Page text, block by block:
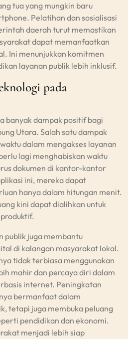
tua yang mungkin baru
Pelatihan dan sosialisasi
daerah turut memastikan
dapat memanfaatkan
Ini menunjukkan komitmen
layanan publik lebih inklusif.
pada
banyak dampak positif bagi
Utara. Salah satu dampak
dalam mengakses layanan
lagi menghabiskan waktu
dokumen di kantor-kantor
ini, mereka dapat
hanya dalam hitungan menit.
kini dapat dialihkan untuk
publik juga membantu
di kalangan masyarakat lokal.
tidak terbiasa menggunakan
mahir dan percaya diri dalam
internet. Peningkatan
bermanfaat dalam
tetapi juga membuka peluang
pendidikan dan ekonomi.
menjadi lebih siap